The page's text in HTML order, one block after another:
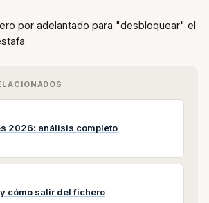
por adelantado para "desbloquear" el
2026: análisis completo
y cómo salir del fichero